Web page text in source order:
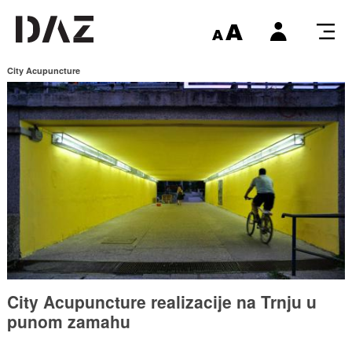
City Acupuncture
City Acupuncture realizacije na Trnju u
punom zamahu